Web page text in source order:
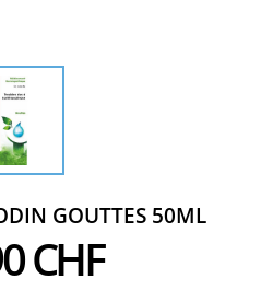
GOUTTES 50ML
CHF